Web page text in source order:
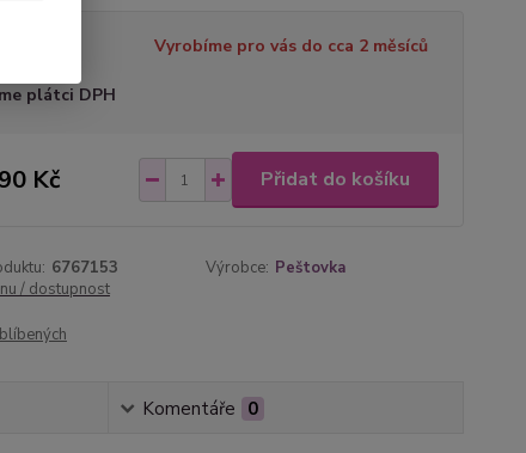
Vyrobíme pro vás do cca 2 měsíců
plátci DPH
Kč Přidat do košíku
6767153 Výrobce: Peštovka
/ dostupnost
Komentáře 0